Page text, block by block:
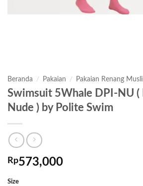
Beranda / Pakaian / Pakaian Renang
Swimsuit 5Whale DPI-NU (
Nude ) by Polite Swim
Rp573,000
Size